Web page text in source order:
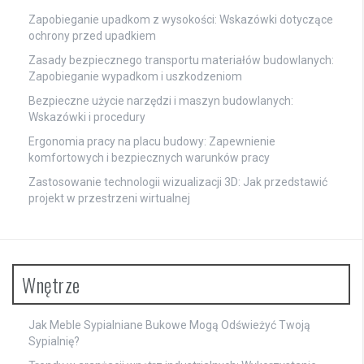
Zapobieganie upadkom z wysokości: Wskazówki dotyczące
ochrony przed upadkiem
Zasady bezpiecznego transportu materiałów budowlanych:
Zapobieganie wypadkom i uszkodzeniom
Bezpieczne użycie narzędzi i maszyn budowlanych:
Wskazówki i procedury
Ergonomia pracy na placu budowy: Zapewnienie
komfortowych i bezpiecznych warunków pracy
Zastosowanie technologii wizualizacji 3D: Jak przedstawić
projekt w przestrzeni wirtualnej
Wnętrze
Jak Meble Sypialniane Bukowe Mogą Odświeżyć Twoją
Sypialnię?